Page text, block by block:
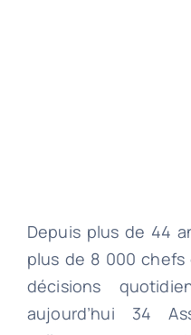
Depuis plus de 44
plus de 8 000 chefs
décisions
aujourd’hui 34